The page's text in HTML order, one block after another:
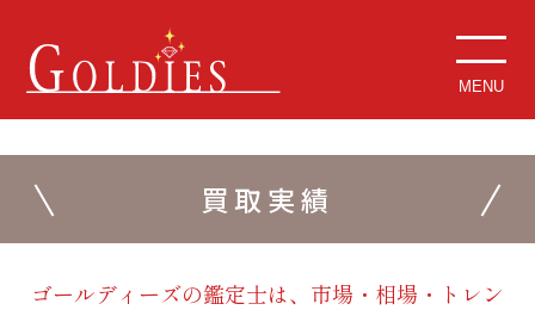
MENU
買取実績
ゴールディーズの鑑定士は、市場・相場・トレン